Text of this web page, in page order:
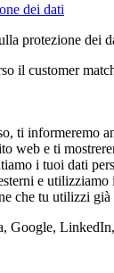
dei dati
protezione dei
il customer
ti informeremo
web e ti
i tuoi dati
e
che tu utilizzi
Google,